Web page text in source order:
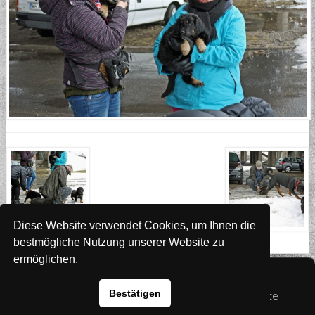
© 2026 Australian Shepherd - Hovawart - Zuchtstätte
Diese Website verwendet Cookies, um Ihnen die
bestmögliche Nutzung unserer Website zu
ermöglichen.
Bestätigen